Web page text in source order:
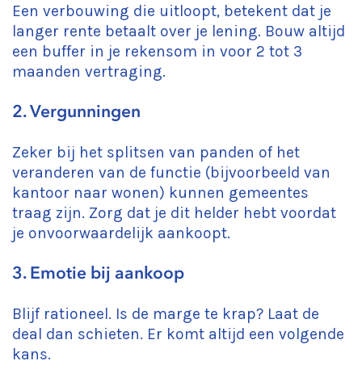
Een verbouwing die uitloopt, betekent dat je
langer rente betaalt over je lening. Bouw altijd
een buffer in je rekensom in voor 2 tot 3
maanden vertraging.
2. Vergunningen
Zeker bij het splitsen van panden of het
veranderen van de functie (bijvoorbeeld van
kantoor naar wonen) kunnen gemeentes
traag zijn. Zorg dat je dit helder hebt voordat
je onvoorwaardelijk aankoopt.
3. Emotie bij aankoop
Blijf rationeel. Is de marge te krap? Laat de
deal dan schieten. Er komt altijd een volgende
kans.